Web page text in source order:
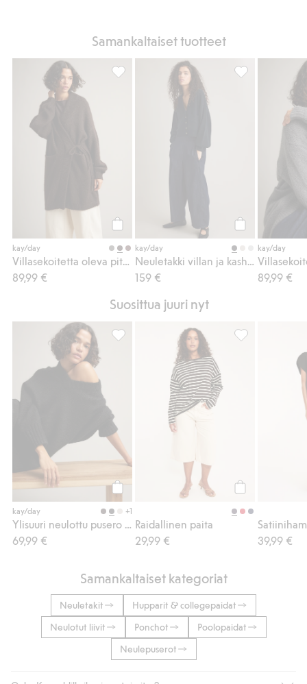
Samankaltaiset tuotteet
Osta
kay/day
89,99 €
Villasekoitetta oleva pitkä neuletakki,
Osta
kay/day
159 €
Neuletakki
kay/day
89,99 €
Suosittua juuri nyt
Osta
kay/day +1
69,99 €
Ylisuuri neulottu pusero villasekoitteesta,
Raidallinen paita
29,99 €
39,99 €
Samankaltaiset kategoriat
Neuletakit
Hupparit & collegepaidat
Neulotut liivit
Ponchot
Poolopaidat
Neulepuserot